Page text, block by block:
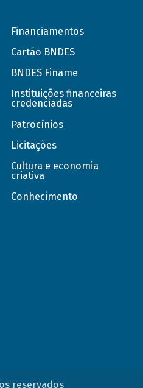
Financiamentos
Cartão BNDES
BNDES Finame
Instituições financeiras
credenciadas
Patrocínios
Licitações
Cultura e economia
criativa
Conhecimento
reservados